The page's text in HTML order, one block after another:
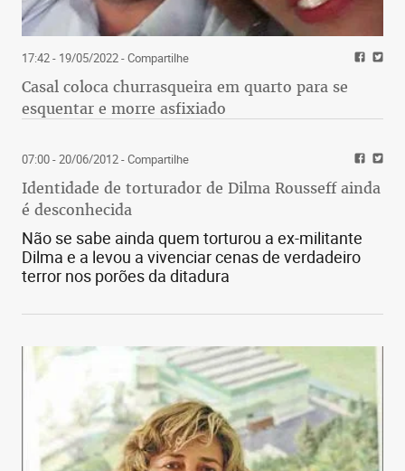
17:42 - 19/05/2022- Compartilhe
Casal coloca churrasqueira em quarto para se
esquentar e morre asfixiado
07:00 - 20/06/2012- Compartilhe
Identidade de torturador de Dilma Rousseff ainda
é desconhecida
Não se sabe ainda quem torturou a ex-militante
Dilma e a levou a vivenciar cenas de verdadeiro
terror nos porões da ditadura